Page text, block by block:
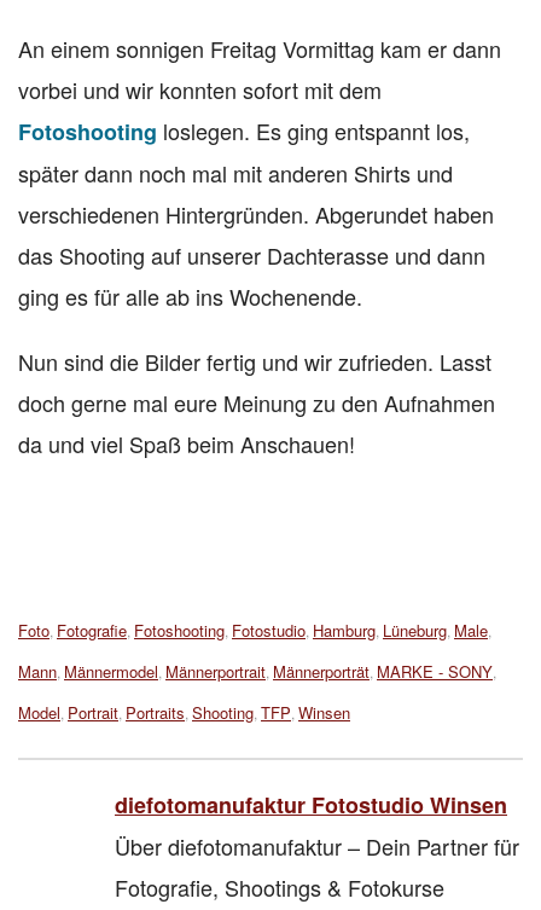
An einem sonnigen Freitag Vormittag kam er dann
vorbei und wir konnten sofort mit dem
Fotoshooting loslegen. Es ging entspannt los,
später dann noch mal mit anderen Shirts und
verschiedenen Hintergründen. Abgerundet haben
das Shooting auf unserer Dachterasse und dann
ging es für alle ab ins Wochenende.
Nun sind die Bilder fertig und wir zufrieden. Lasst
doch gerne mal eure Meinung zu den Aufnahmen
da und viel Spaß beim Anschauen!
Tags:
Foto Fotografie Fotoshooting Fotostudio Hamburg Lüneburg Male
Mann Männermodel Männerportrait Männerporträt MARKE - SONY
Model Portrait Portraits Shooting TFP Winsen
diefotomanufaktur Fotostudio Winsen
Über diefotomanufaktur – Dein Partner für
Fotografie, Shootings & Fotokurse